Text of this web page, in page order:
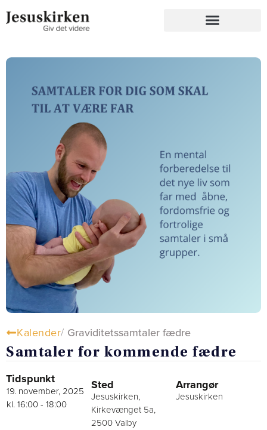
Kalender/ Graviditetssamtaler fædre
Samtaler for kommende fædre
Tidspunkt
19. november, 2025
kl. 16:00- 18:00
Sted
Jesuskirken,
Kirkevænget 5a,
2500 Valby
Arrangør
Jesuskirken